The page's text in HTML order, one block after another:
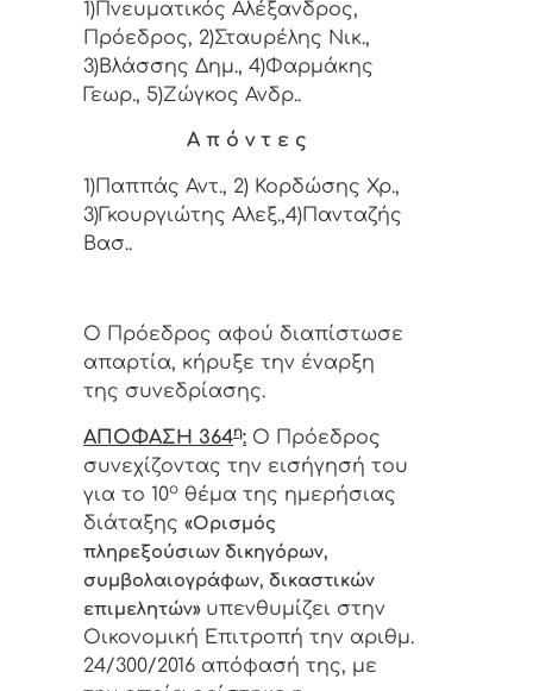
1)Πνευματικός Αλέξανδρος,
Πρόεδρος, 2)Σταυρέλης Νικ.,
3)Βλάσσης Δημ., 4)Φαρμάκης
Γεωρ., 5)Ζώγκος Ανδρ..
Α π ό ν τ ε ς
1)Παππάς Αντ., 2) Κορδώσης Χρ.,
3)Γκουργιώτης Αλεξ.,4)Πανταζής
Βασ..
Ο Πρόεδρος αφού διαπίστωσε
απαρτία, κήρυξε την έναρξη
της συνεδρίασης.
ΑΠΟΦΑΣΗ 364η: Ο Πρόεδρος
συνεχίζοντας την εισήγησή του
για το 10ο θέμα της ημερήσιας
διάταξης «Ορισμός
πληρεξούσιων δικηγόρων,
συμβολαιογράφων, δικαστικών
επιμελητών» υπενθυμίζει στην
Οικονομική Επιτροπή την αριθμ.
24/300/2016 απόφασή της, με